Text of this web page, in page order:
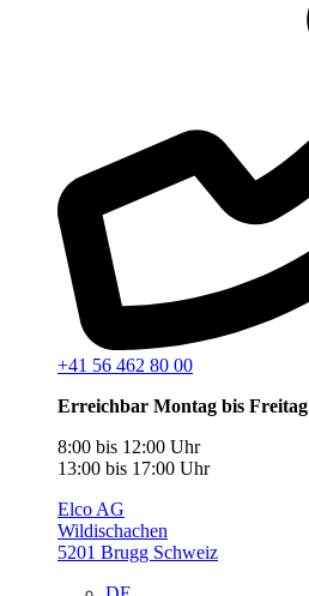
+41 56 462 80 00
Erreichbar Montag bis Freitag
8:00 bis 12:00 Uhr
13:00 bis 17:00 Uhr
Elco AG
Wildischachen
5201 Brugg Schweiz